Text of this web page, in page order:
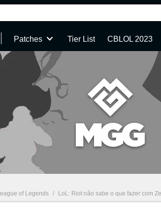
Patches Tier List CBLOL 2023
of Legends / LoL: Riot não sabe o que fazer com Zeri e novo nerf irrita a